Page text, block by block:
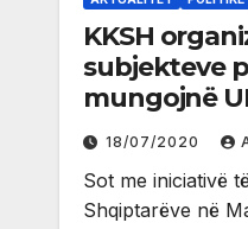
KKSH
subjekteve
mungojnë
18/07/2020
Sot me iniciativë
Shqiptarëve në